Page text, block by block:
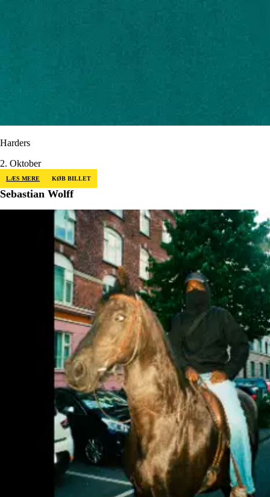
Harders
2. Oktober
LÆS MERE KØB BILLET
Sebastian Wolff